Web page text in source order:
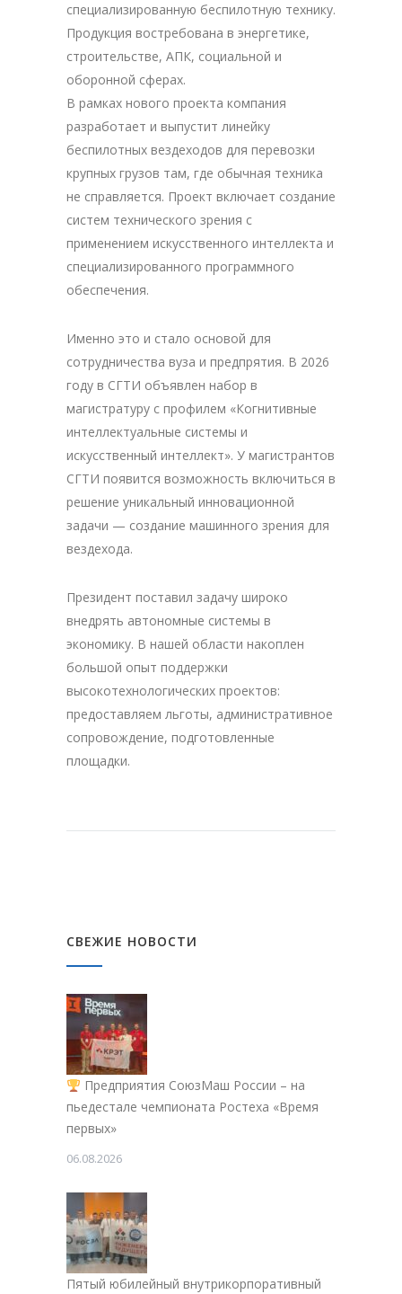
специализированную беспилотную технику.
Продукция востребована в энергетике,
строительстве, АПК, социальной и
оборонной сферах.
В рамках нового проекта компания
разработает и выпустит линейку
беспилотных вездеходов для перевозки
крупных грузов там, где обычная техника
не справляется. Проект включает создание
систем технического зрения с
применением искусственного интеллекта и
специализированного программного
обеспечения.
Именно это и стало основой для
сотрудничества вуза и предпрятия. В 2026
году в СГТИ объявлен набор в
магистратуру с профилем «Когнитивные
интеллектуальные системы и
искусственный интеллект». У магистрантов
СГТИ появится возможность включиться в
решение уникальный инновационной
задачи — создание машинного зрения для
вездехода.
Президент поставил задачу широко
внедрять автономные системы в
экономику. В нашей области накоплен
большой опыт поддержки
высокотехнологических проектов:
предоставляем льготы, административное
сопровождение, подготовленные
площадки.
СВЕЖИЕ НОВОСТИ
Предприятия СоюзМаш России – на
пьедестале чемпионата Ростеха «Время
первых»
06.08.2026
Пятый юбилейный внутрикорпоративный